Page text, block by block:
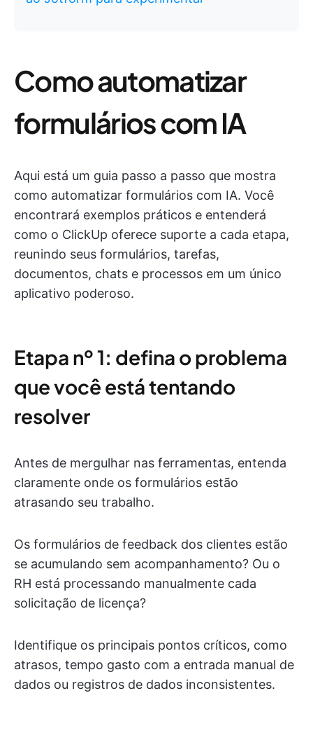
Como automatizar
formulários com IA
Aqui está um guia passo a passo que mostra
como automatizar formulários com IA. Você
encontrará exemplos práticos e entenderá
como o ClickUp oferece suporte a cada etapa,
reunindo seus formulários, tarefas,
documentos, chats e processos em um único
aplicativo poderoso.
Etapa nº 1: defina o problema
que você está tentando
resolver
Antes de mergulhar nas ferramentas, entenda
claramente onde os formulários estão
atrasando seu trabalho.
Os formulários de feedback dos clientes estão
se acumulando sem acompanhamento? Ou o
RH está processando manualmente cada
solicitação de licença?
Identifique os principais pontos críticos, como
atrasos, tempo gasto com a entrada manual de
dados ou registros de dados inconsistentes.